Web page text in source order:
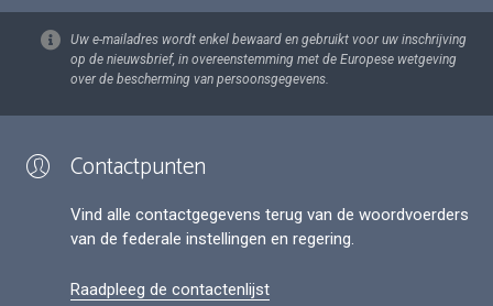
Uw e-mailadres wordt enkel bewaard en gebruikt voor uw inschrijving
op de nieuwsbrief, in overeenstemming met de Europese wetgeving
over de bescherming van persoonsgegevens.
Contactpunten
Vind alle contactgegevens terug van de woordvoerders
van de federale instellingen en regering.
Raadpleeg de contactenlijst